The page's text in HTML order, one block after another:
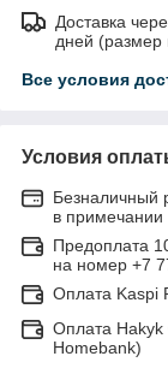
Доставка
дней (размер
Все условия
Условия
Безналичный
в примечании
Предоплата
на номер +7
Оплата Kaspi
Оплата Hakyk
Homebank)